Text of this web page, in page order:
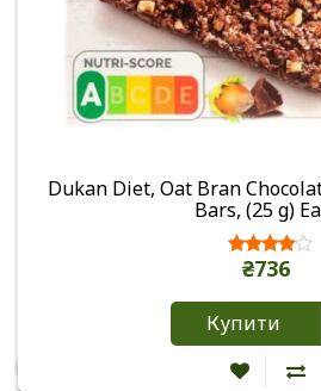
Dukan Diet, Oat Bran
Bars, (25 g)
₴736
Купити